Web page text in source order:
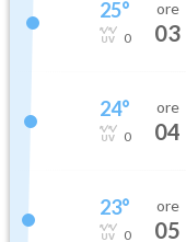
25°
0
ore
03
24°
0
ore
04
23°
0
ore
05